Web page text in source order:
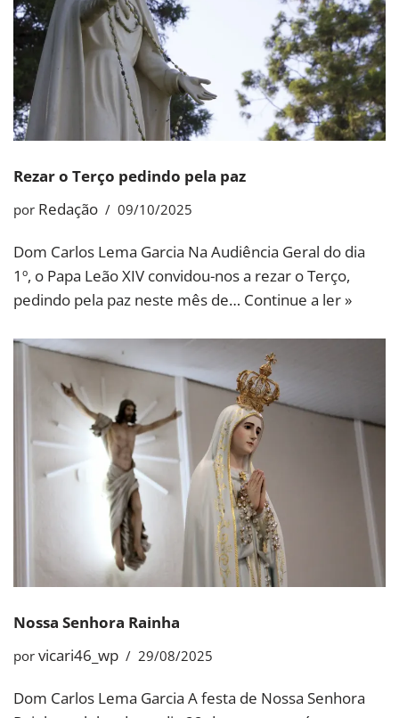
Rezar o Terço pedindo pela paz
por Redação 09/10/2025
Dom Carlos Lema Garcia Na Audiência Geral do dia
1º, o Papa Leão XIV convidou-nos a rezar o Terço,
pedindo pela paz neste mês de… Continue a ler »
Nossa Senhora Rainha
por vicari46_wp 29/08/2025
Dom Carlos Lema Garcia A festa de Nossa Senhora